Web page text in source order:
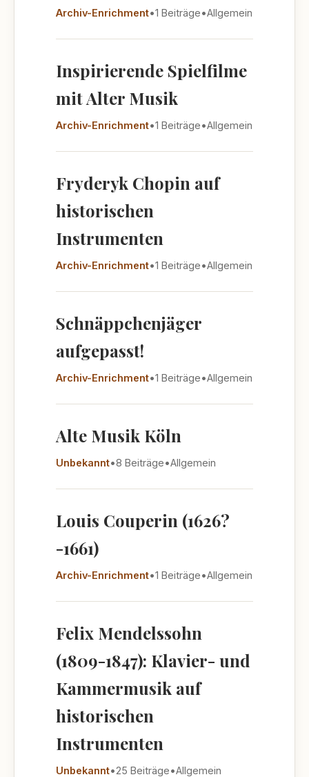
Archiv-Enrichment•1 Beiträge•Allgemein
Inspirierende Spielfilme
mit Alter Musik
Archiv-Enrichment•1 Beiträge•Allgemein
Fryderyk Chopin auf
historischen
Instrumenten
Archiv-Enrichment•1 Beiträge•Allgemein
Schnäppchenjäger
aufgepasst!
Archiv-Enrichment•1 Beiträge•Allgemein
Alte Musik Köln
Unbekannt•8 Beiträge•Allgemein
Louis Couperin (1626?
-1661)
Archiv-Enrichment•1 Beiträge•Allgemein
Felix Mendelssohn
(1809-1847): Klavier- und
Kammermusik auf
historischen
Instrumenten
Unbekannt•25 Beiträge•Allgemein